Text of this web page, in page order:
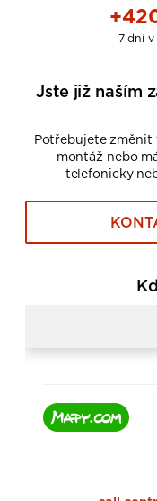
7 dní
Jste již naším
Potřebujete změnit
montáž nebo
telefonicky